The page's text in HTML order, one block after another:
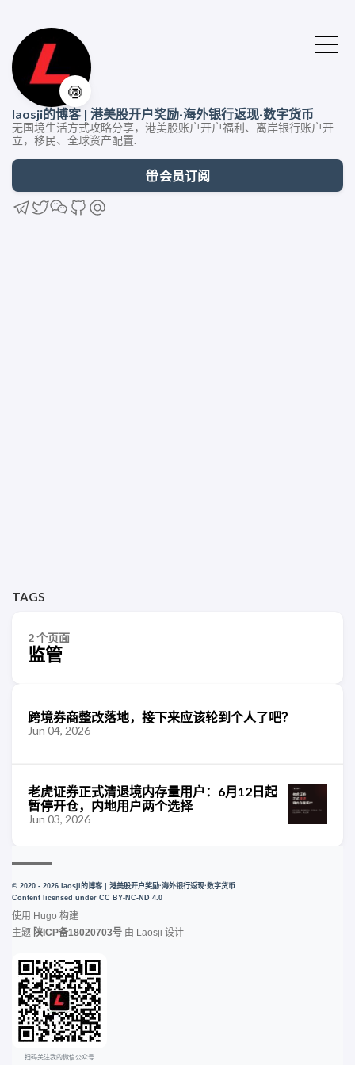
🍥
laosji的博客 | 港美股开户奖励·海外银行返现·数字货币
无国境生活方式攻略分享，港美股账户开户福利、离岸银行账户开
立，移民、全球资产配置.
会员订阅
TAGS
2 个页面
监管
跨境券商整改落地，接下来应该轮到个人了吧？
Jun 04, 2026
老虎证券正式清退境内存量用户：6月12日起
暂停开仓，内地用户两个选择
Jun 03, 2026
© 2020 - 2026 laosji的博客 | 港美股开户奖励·海外银行返现·数字货币
Content licensed under CC BY-NC-ND 4.0
使用 Hugo 构建
主题 陕ICP备18020703号 由 Laosji 设计
扫码关注我的微信公众号